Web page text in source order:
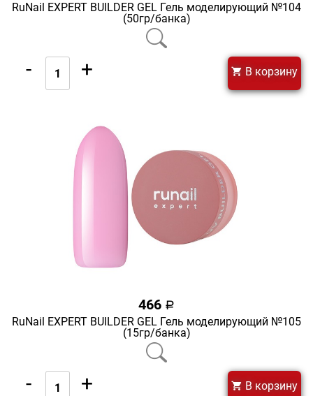
RuNail EXPERT BUILDER GEL Гель моделирующий №104
(50гр/банка)
- + В корзину
466 a
RuNail EXPERT BUILDER GEL Гель моделирующий №105
(15гр/банка)
- + В корзину